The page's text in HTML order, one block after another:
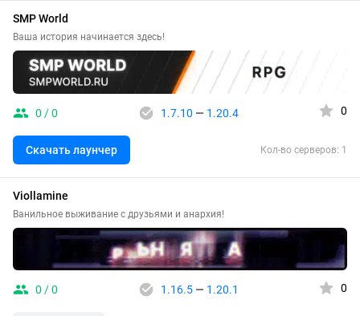
SMP World
Ваша история начинается здесь!
0 / 0 1.7.10 — 1.20.4 0
Скачать лаунчер Кол-во серверов: 1
Viollamine
Ванильное выживание с друзьями и анархия!
0 / 0 1.16.5— 1.20.1 0